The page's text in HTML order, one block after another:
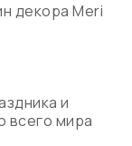
декора Meri
и
всего мира